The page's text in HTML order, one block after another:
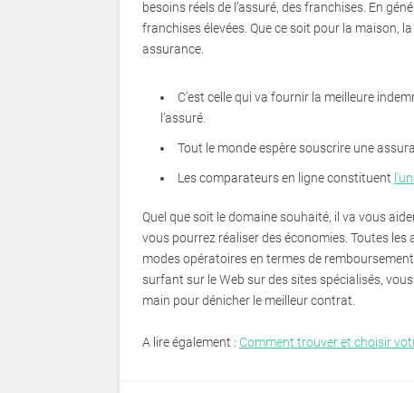
besoins réels de l’assuré, des franchises. En
franchises élevées. Que ce soit pour la maison,
assurance.
C’est celle qui va fournir la meilleure
l’assuré.
Tout le monde espère souscrire une
Les comparateurs en ligne constituent
Quel que soit le domaine souhaité, il va vous
vous pourrez réaliser des économies. Toutes
modes opératoires en termes de
surfant sur le Web sur des sites spécialisés,
main pour dénicher le meilleur contrat.
A lire également : Comment trouver et choisir